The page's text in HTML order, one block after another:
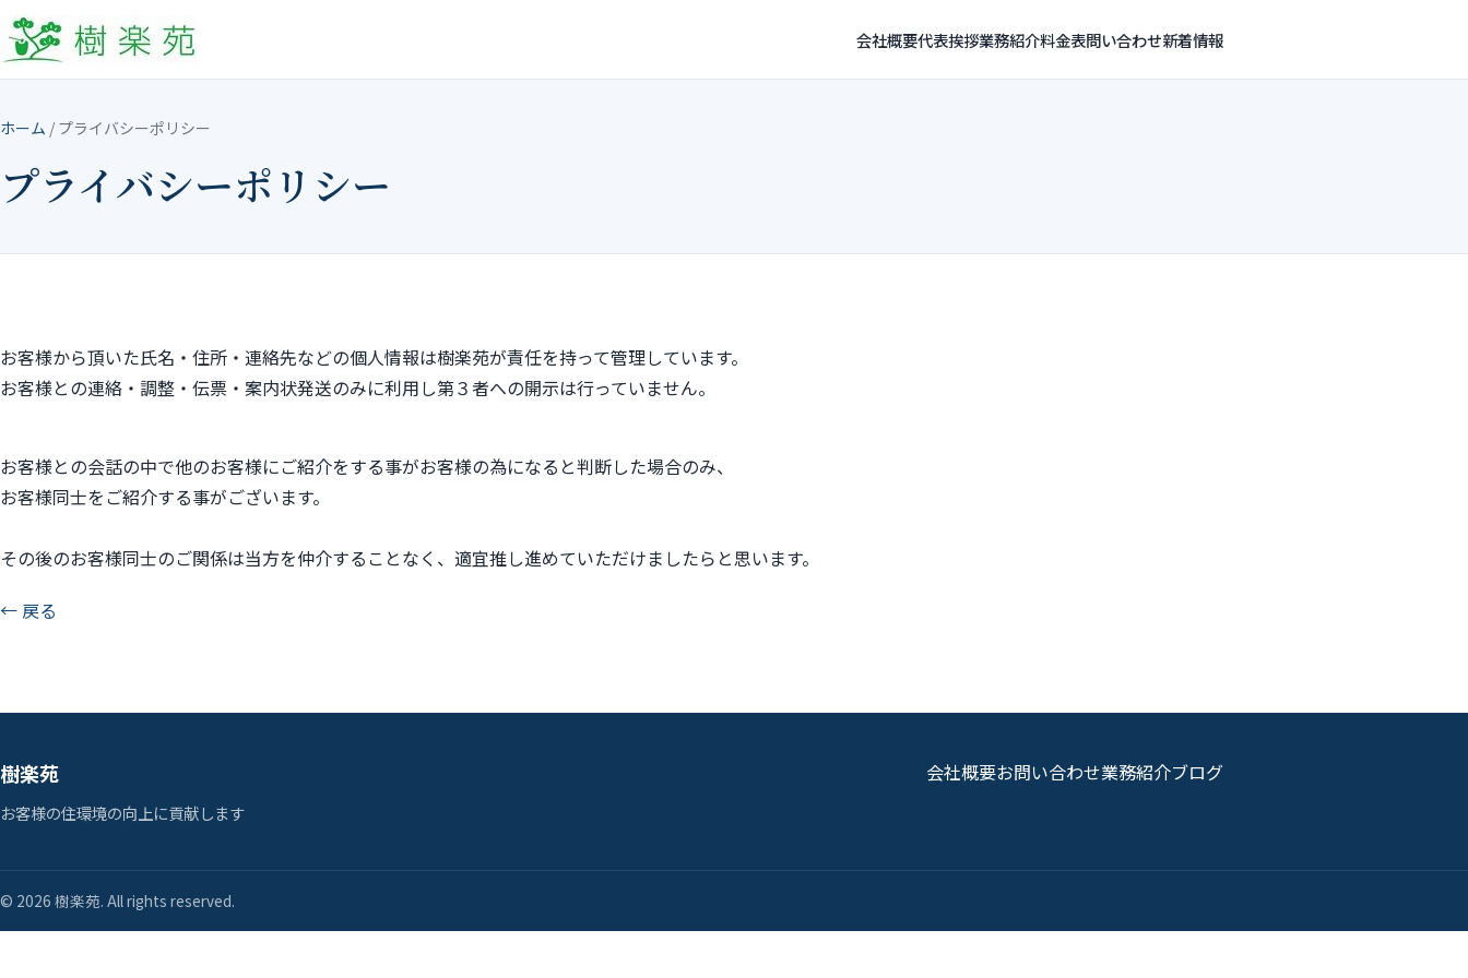
会社概要代表挨拶業務紹介料金表問い合わせ新着情報
ホーム / プライバシーポリシー
プライバシーポリシー
お客様から頂いた氏名・住所・連絡先などの個人情報は樹楽苑が責任を持って管理しています。
お客様との連絡・調整・伝票・案内状発送のみに利用し第３者への開示は行っていません。
お客様との会話の中で他のお客様にご紹介をする事がお客様の為になると判断した場合のみ、
お客様同士をご紹介する事がございます。
その後のお客様同士のご関係は当方を仲介することなく、適宜推し進めていただけましたらと思います。
← 戻る
樹楽苑
お客様の住環境の向上に貢献します
会社概要お問い合わせ業務紹介ブログ
© 2026 樹楽苑. All rights reserved.